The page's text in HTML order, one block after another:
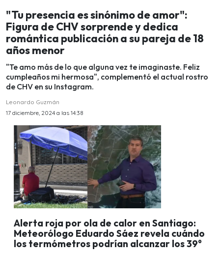
"Tu presencia es sinónimo de amor":
Figura de CHV sorprende y dedica
romántica publicación a su pareja de 18
años menor
"Te amo más de lo que alguna vez te imaginaste. Feliz
cumpleaños mi hermosa", complementó el actual rostro
de CHV en su Instagram.
Leonardo Guzmán
17 diciembre, 2024 a las 14:38
Alerta roja por ola de calor en Santiago:
Meteorólogo Eduardo Sáez revela cuándo
los termómetros podrían alcanzar los 39°